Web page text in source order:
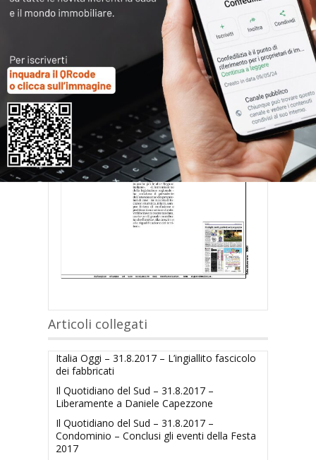
Articoli collegati
Italia Oggi – 31.8.2017 – L’ingiallito fascicolo
dei fabbricati
Il Quotidiano del Sud – 31.8.2017 –
Liberamente a Daniele Capezzone
Il Quotidiano del Sud – 31.8.2017 –
Condominio – Conclusi gli eventi della Festa
2017